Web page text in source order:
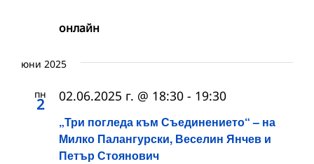
онлайн
юни 2025
пн
2
„Три погледа към Съединението“ – на
Милко Палангурски, Веселин Янчев и
Петър Стоянович
02.06.2025 г. @ 18:30 - 19:30